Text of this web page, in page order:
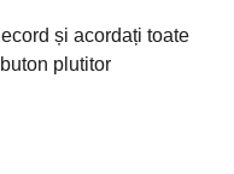
și acordați toate
plutitor